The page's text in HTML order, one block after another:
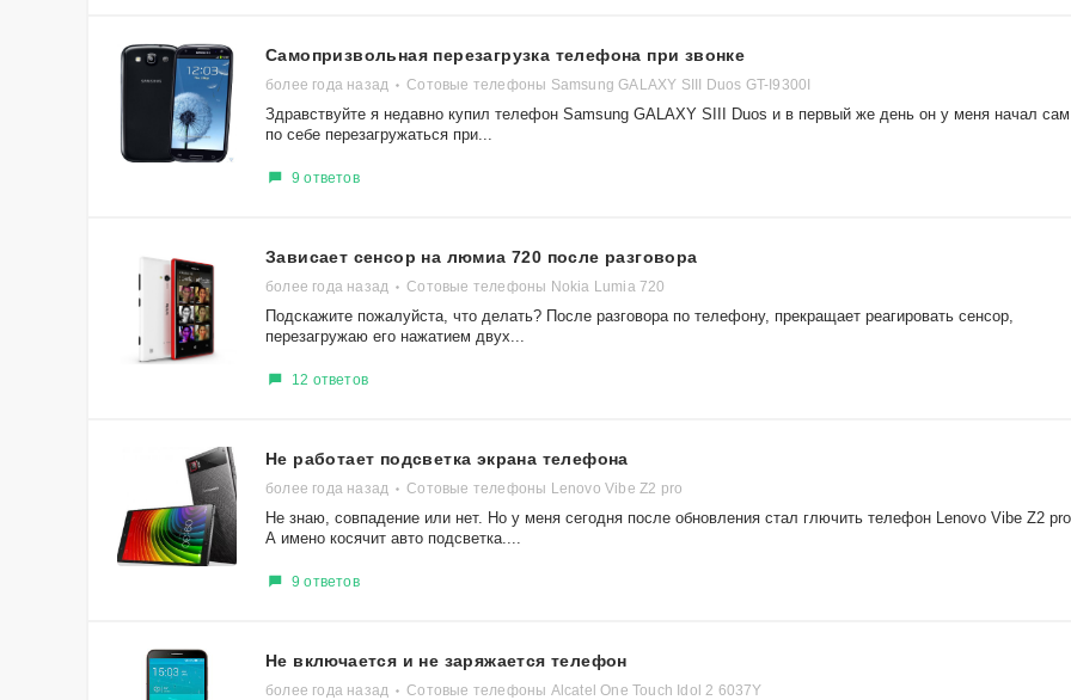
Самопризвольная перезагрузка телефона при звонке
более года назад Сотовые телефоны Samsung GALAXY SIII Duos GT-I9300I
Здравствуйте я недавно купил телефон Samsung GALAXY SIII Duos и в первый же день он у меня начал сам
по себе перезагружаться при...
9 ответов
Зависает сенсор на люмиа 720 после разговора
более года назад Сотовые телефоны Nokia Lumia 720
Подскажите пожалуйста, что делать? После разговора по телефону, прекращает реагировать сенсор,
перезагружаю его нажатием двух...
12 ответов
Не работает подсветка экрана телефона
более года назад Сотовые телефоны Lenovo Vibe Z2 pro
Не знаю, совпадение или нет. Но у меня сегодня после обновления стал глючить телефон Lenovo Vibe Z2
А имено косячит авто подсветка....
9 ответов
Не включается и не заряжается телефон
более года назад Сотовые телефоны Alcatel One Touch Idol 2 6037Y